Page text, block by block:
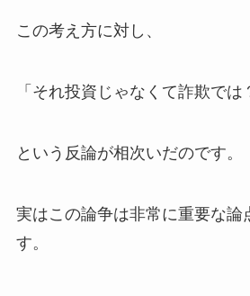
この考え方に対し、
「それ投資じゃなくて詐欺では
という反論が相次いだのです。
実はこの論争は非常に重要な論
す。